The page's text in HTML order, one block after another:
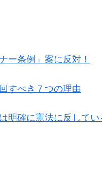
ー条例」案に反対！
すべき７つの理由
明確に憲法に反して